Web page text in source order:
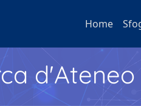
Home
d'Ateneo